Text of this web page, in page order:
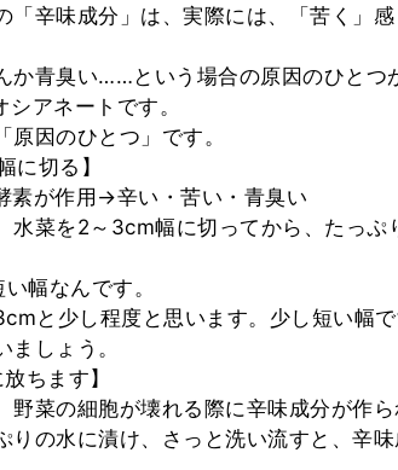
「辛味成分」は、実際には、「苦く」
か青臭い……という場合の原因のひとつ
アネートです。
因のひとつ」です。
に切る】
素が作用→辛い・苦い・青臭い
水菜を2～3cm幅に切ってから、たっぷ
幅なんです。
と少し程度と思います。少し短い幅
しょう。
ちます】
野菜の細胞が壊れる際に辛味成分が作
りの水に漬け、さっと洗い流すと、辛